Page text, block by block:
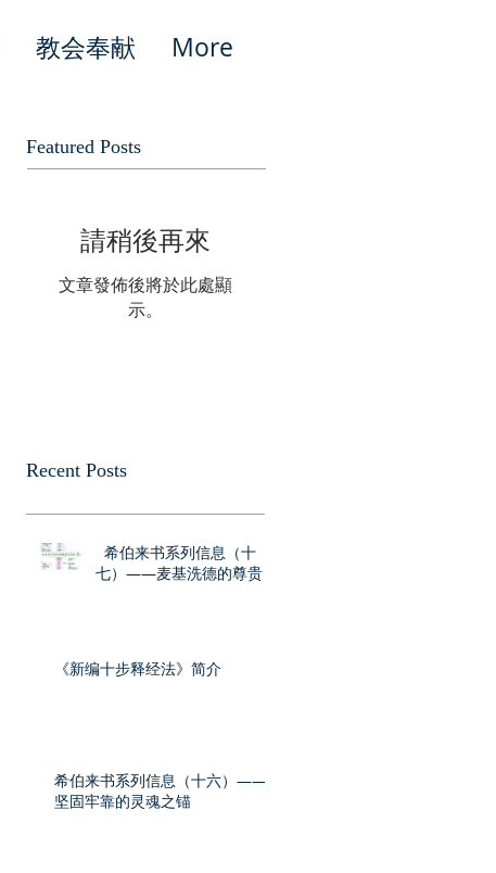
教会奉献 More
Featured Posts
請稍後再來
文章發佈後將於此處顯
示。
Recent Posts
希伯来书系列信息（十
七）——麦基洗德的尊贵
《新编十步释经法》简介
希伯来书系列信息（十六）——
坚固牢靠的灵魂之锚